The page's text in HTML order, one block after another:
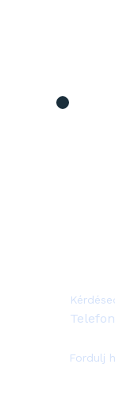
Fordulj